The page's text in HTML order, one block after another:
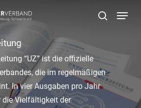
suchen
Menu
“UZ” ist die offizielle
die im regelmäßigen
In vier Ausgaben pro Jahr
die Vielfältigkeit der